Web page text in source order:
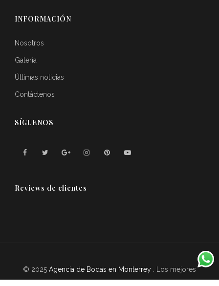
INFORMACIÓN
Nosotros
Galería
Últimas noticias
Contáctenos
SÍGUENOS
Reviews de clientes
© 2025 Agencia de Bodas en Monterrey
. Los mejores